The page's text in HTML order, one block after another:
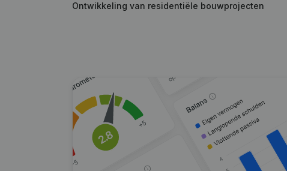
Ontwikkeling van residentiële bouwprojecten